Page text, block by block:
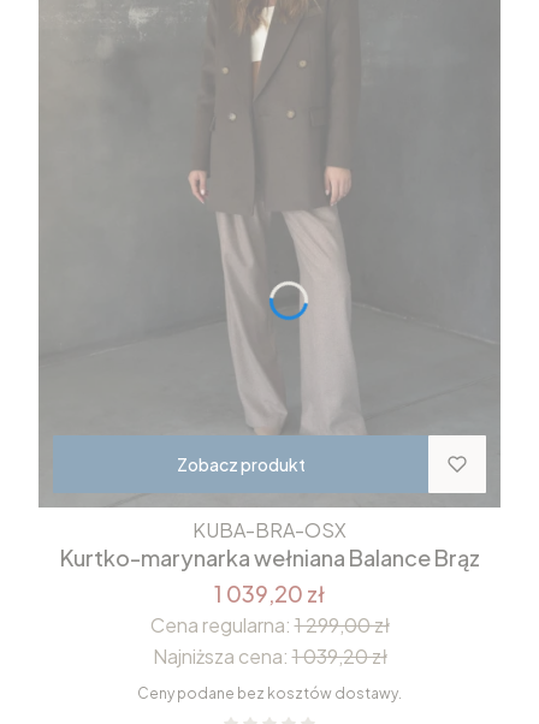
Zobacz produkt
KUBA-BRA-OSX
Kurtko-marynarka wełniana Balance Brąz
1 039,20 zł
Cena regularna: 1 299,00 zł
Najniższa cena: 1 039,20 zł
Ceny podane bez kosztów dostawy.